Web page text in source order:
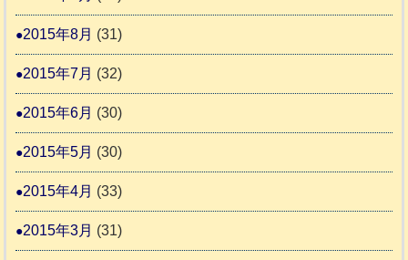
2015年8月 (31)
2015年7月 (32)
2015年6月 (30)
2015年5月 (30)
2015年4月 (33)
2015年3月 (31)